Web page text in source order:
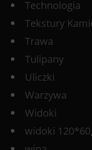
Technologia
Tekstury
Trawa
Tulipany
Uliczki
Warzywa
Widoki
widoki